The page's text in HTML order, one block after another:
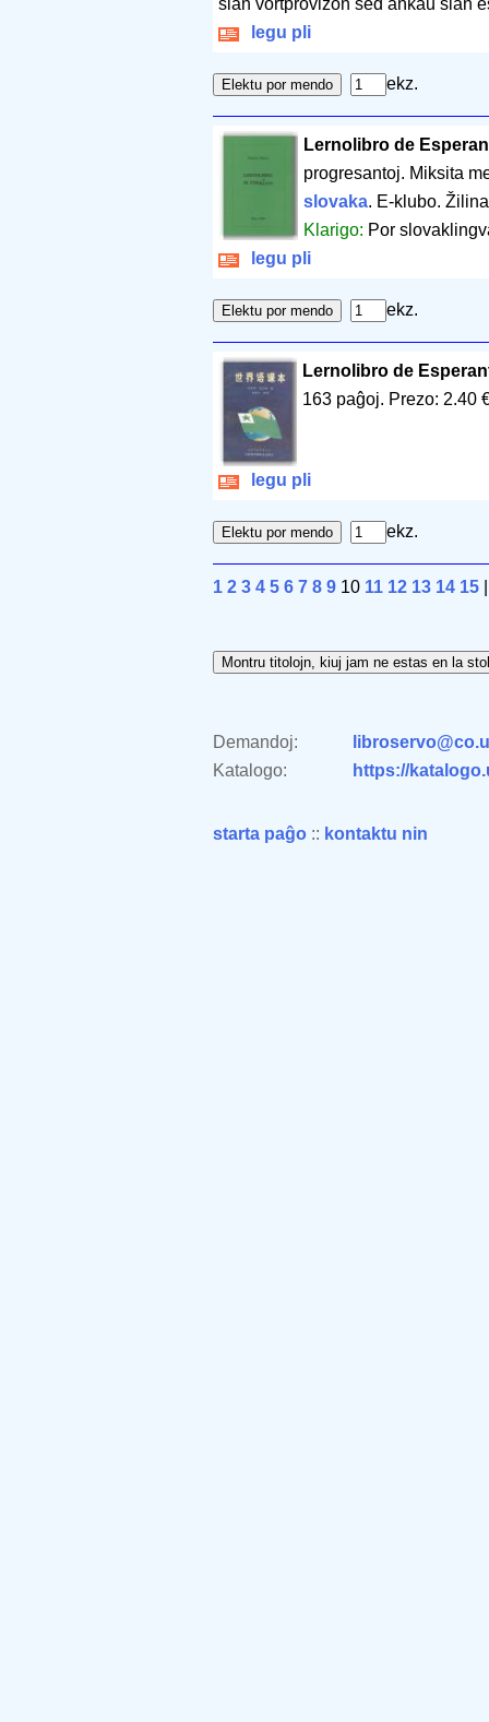
legu pli
ekz.
Lernolibro de
progresantoj. Miksita
slovaka. E-klubo.
Klarigo: Por
legu pli
ekz.
Lernolibro de
163 paĝoj. Prezo: 2.40
legu pli
ekz.
1 2 3 4 5 6 7 8 9 10 11 12 13 14 15
Demandoj:
Katalogo:
https://
starta paĝo :: kontaktu nin